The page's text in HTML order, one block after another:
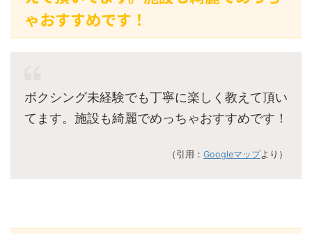
ゃおすすめです！
ボクシング未経験でも丁寧に楽しく教えて頂い
てます。施設も綺麗でめっちゃおすすめです！
（引用： Googleマップより）